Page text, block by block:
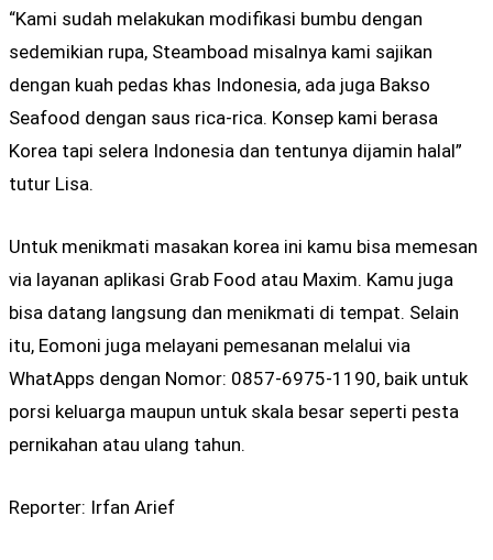
“Kami sudah melakukan modifikasi bumbu dengan
sedemikian rupa, Steamboad misalnya kami sajikan
dengan kuah pedas khas Indonesia, ada juga Bakso
Seafood dengan saus rica-rica. Konsep kami berasa
Korea tapi selera Indonesia dan tentunya dijamin halal”
tutur Lisa.
Untuk menikmati masakan korea ini kamu bisa memesan
via layanan aplikasi Grab Food atau Maxim. Kamu juga
bisa datang langsung dan menikmati di tempat. Selain
itu, Eomoni juga melayani pemesanan melalui via
WhatApps dengan Nomor: 0857-6975-1190, baik untuk
porsi keluarga maupun untuk skala besar seperti pesta
pernikahan atau ulang tahun.
Reporter: Irfan Arief